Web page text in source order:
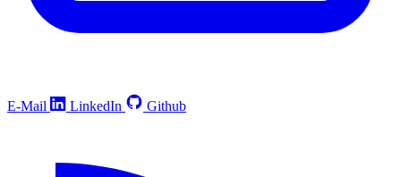
E-Mail LinkedIn Github